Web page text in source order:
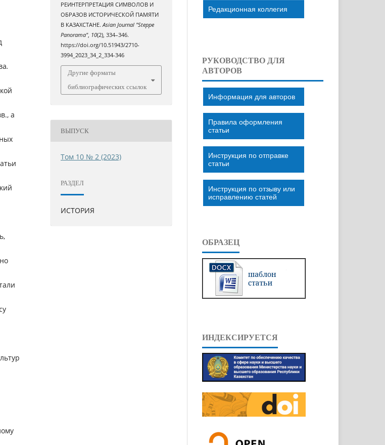
.
а
РЕИНТЕРПРЕТАЦИЯ СИМВОЛОВ И
ОБРАЗОВ ИСТОРИЧЕСКОЙ ПАМЯТИ
В КАЗАХСТАНЕ.Asian Journal "Steppe
Panorama", 10(2), 334–346.
https://doi.org/10.51943/2710-
3994_2023_34_2_334-346
Другие форматы
библиографических ссылок
ВЫПУСК
Том 10 № 2 (2023)
РАЗДЕЛ
ИСТОРИЯ
Редакционная коллегия
РУКОВОДСТВО ДЛЯ
АВТОРОВ
Информация для авторов
Правила оформления
статьи
Инструкция по отправке
статьи
Инструкция по отзыву или
исправлению статей
ОБРАЗЕЦ
ИНДЕКСИРУЕТСЯ